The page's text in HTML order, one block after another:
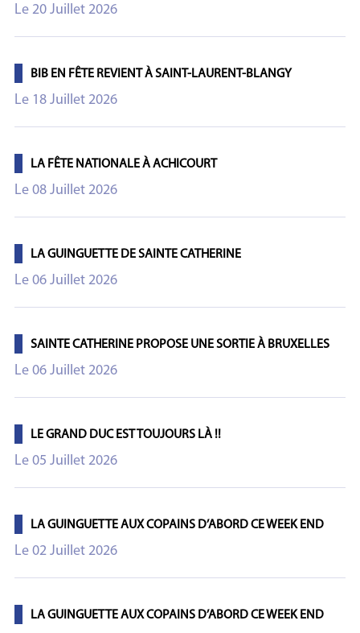
Le 20 Juillet 2026
BIB EN FÊTE REVIENT À SAINT-LAURENT-BLANGY
Le 18 Juillet 2026
LA FÊTE NATIONALE À ACHICOURT
Le 08 Juillet 2026
LA GUINGUETTE DE SAINTE CATHERINE
Le 06 Juillet 2026
SAINTE CATHERINE PROPOSE UNE SORTIE À BRUXELLES
Le 06 Juillet 2026
LE GRAND DUC EST TOUJOURS LÀ !!
Le 05 Juillet 2026
LA GUINGUETTE AUX COPAINS D’ABORD CE WEEK END
Le 02 Juillet 2026
LA GUINGUETTE AUX COPAINS D’ABORD CE WEEK END